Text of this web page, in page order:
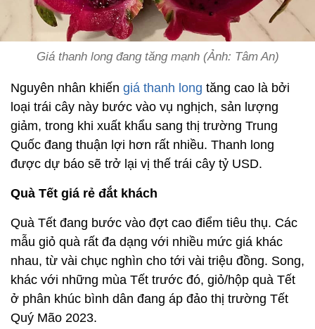
Giá thanh long đang tăng mạnh (Ảnh: Tâm An)
Nguyên nhân khiến giá thanh long tăng cao là bởi
loại trái cây này bước vào vụ nghịch, sản lượng
giảm, trong khi xuất khẩu sang thị trường Trung
Quốc đang thuận lợi hơn rất nhiều. Thanh long
được dự báo sẽ trở lại vị thế trái cây tỷ USD.
Quà Tết giá rẻ đắt khách
Quà Tết đang bước vào đợt cao điểm tiêu thụ. Các
mẫu giỏ quà rất đa dạng với nhiều mức giá khác
nhau, từ vài chục nghìn cho tới vài triệu đồng. Song,
khác với những mùa Tết trước đó, giỏ/hộp quà Tết
ở phân khúc bình dân đang áp đảo thị trường Tết
Quý Mão 2023.